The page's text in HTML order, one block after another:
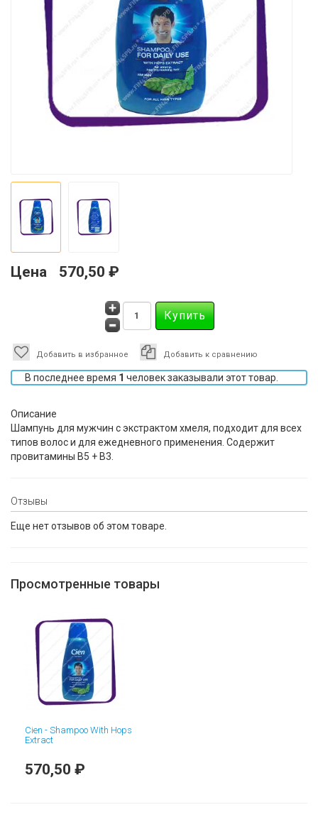
Цена 570,50 ₽
Добавить в избранное Добавить к сравнению
В последнее время 1 человек заказывали этот товар.
Описание
Шампунь для мужчин с экстрактом хмеля, подходит для всех
типов волос и для ежедневного применения. Содержит
провитамины B5 + B3.
Отзывы
Еще нет отзывов об этом товаре.
Просмотренные товары
Cien - Shampoo With Hops
Extract
570,50 ₽